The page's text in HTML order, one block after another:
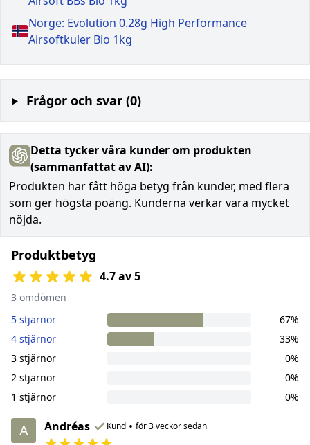
Norge: Evolution 0.28g High Performance
Airsoftkuler Bio 1kg
Frågor och svar (0)
Detta tycker våra kunder om produkten
(sammanfattat av AI):
Produkten har fått höga betyg från kunder, med flera
som ger högsta poäng. Kunderna verkar vara mycket
nöjda.
Produktbetyg
4.7 av 5
3 omdömen
5 stjärnor
67%
4 stjärnor
33%
3 stjärnor
0%
2 stjärnor
0%
1 stjärnor
0%
A Andréas Kund • för 3 veckor sedan